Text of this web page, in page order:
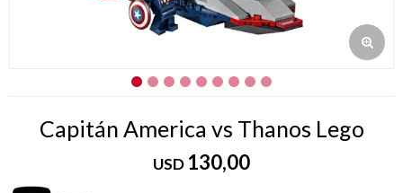
Capitán America vs Thanos Lego
USD 130,00